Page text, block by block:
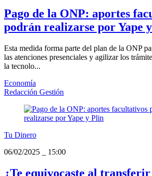
Pago de la ONP: aportes
podrán realizarse por Yape
Esta medida forma parte del plan de la ONP
las atenciones presenciales y agilizar los
la tecnolo...
Economía
Redacción Gestión
Tu Dinero
06/02/2025
15:00
¿Te equivocaste al